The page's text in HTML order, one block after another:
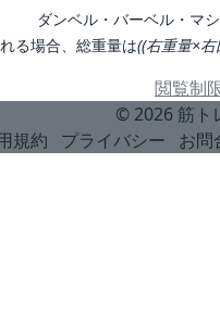
ダンベル・バーベル・マ
る場合、総重量は((右重量×
閲覧制
© 2026 筋ト
規約
プライバシー お問